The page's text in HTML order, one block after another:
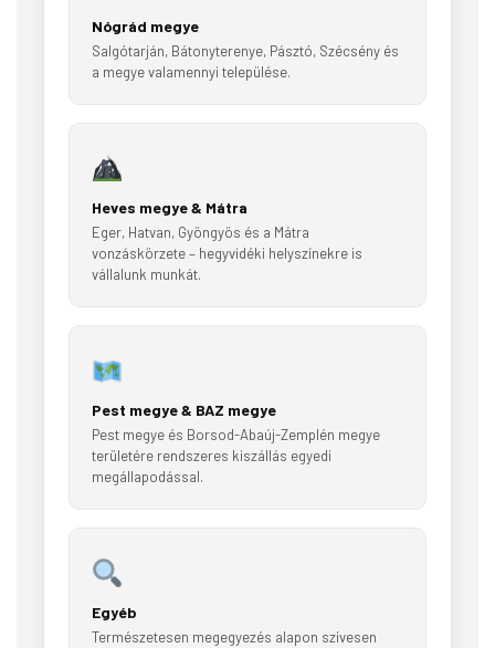
Nógrád megye
Salgótarján, Bátonyterenye, Pásztó, Szécsény és
a megye valamennyi települése.
Heves megye & Mátra
Eger, Hatvan, Gyöngyös és a Mátra
vonzáskörzete – hegyvidéki helyszínekre is
vállalunk munkát.
Pest megye & BAZ megye
Pest megye és Borsod-Abaúj-Zemplén megye
területére rendszeres kiszállás egyedi
megállapodással.
Egyéb
Természetesen megegyezés alapon szívesen